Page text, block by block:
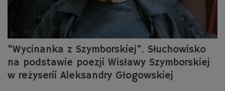
"Wycinanka z Szymborskiej". Słuchowisko
na podstawie poezji Wisławy Szymborskiej
w reżyserii Aleksandry Głogowskiej